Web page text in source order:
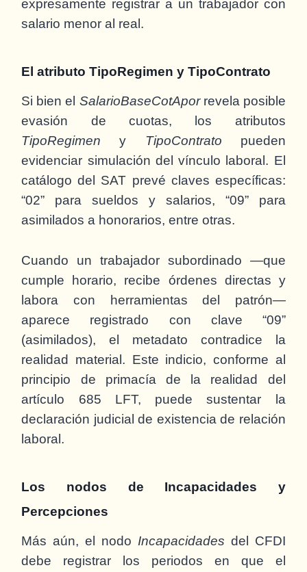
expresamente registrar a un trabajador con
salario menor al real.
El atributo TipoRegimen y TipoContrato
Si bien el SalarioBaseCotAporrevela posible
evasión de cuotas, los atributos
TipoRegimen y TipoContrato pueden
evidenciar simulación del vínculo laboral. El
catálogo del SAT prevé claves específicas:
“02” para sueldos y salarios, “09” para
asimilados a honorarios, entre otras.
Cuando un trabajador subordinado —que
cumple horario, recibe órdenes directas y
labora con herramientas del patrón—
aparece registrado con clave “09”
(asimilados), el metadato contradice la
realidad material. Este indicio, conforme al
principio de primacía de la realidad del
artículo 685 LFT, puede sustentar la
declaración judicial de existencia de relación
laboral.
Los nodos de Incapacidades y
Percepciones
Más aún, el nodo Incapacidades del CFDI
debe registrar los periodos en que el